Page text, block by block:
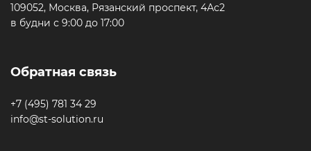
109052, Москва, Рязанский проспект, 4Ас2
в будни с 9:00 до 17:00
Обратная связь
+7 (495) 781 34 29
info@st-solution.ru